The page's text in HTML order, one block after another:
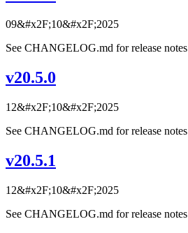
09&#x2F;10&#x2F;2025
See CHANGELOG.md for release notes
v20.5.0
12&#x2F;10&#x2F;2025
See CHANGELOG.md for release notes
v20.5.1
12&#x2F;10&#x2F;2025
See CHANGELOG.md for release notes